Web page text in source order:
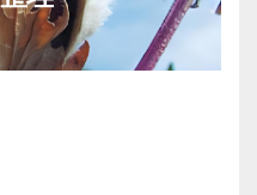
)收涨12月合